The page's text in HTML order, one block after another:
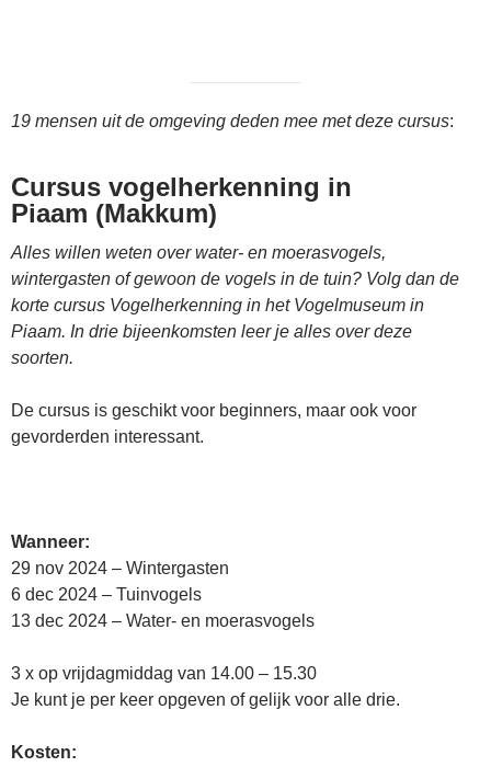
19 mensen uit de omgeving deden mee met deze cursus:
Cursus vogelherkenning in
Piaam (Makkum)
Alles willen weten over water- en moerasvogels,
wintergasten of gewoon de vogels in de tuin? Volg dan de
korte cursus Vogelherkenning in het Vogelmuseum in
Piaam. In drie bijeenkomsten leer je alles over deze
soorten.
De cursus is geschikt voor beginners, maar ook voor
gevorderden interessant.
Wanneer:
29 nov 2024 – Wintergasten
6 dec 2024 – Tuinvogels
13 dec 2024 – Water- en moerasvogels
3 x op vrijdagmiddag van 14.00 – 15.30
Je kunt je per keer opgeven of gelijk voor alle drie.
Kosten: